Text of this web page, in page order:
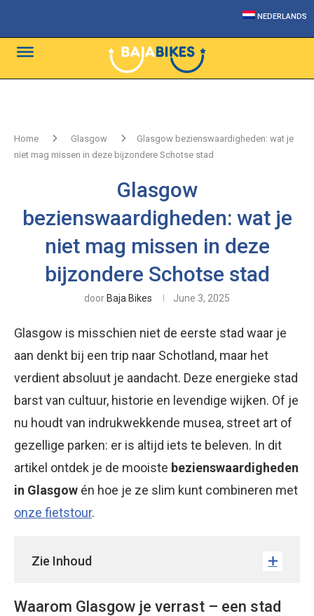
NEDERLANDS
Home Glasgow
Glasgow bezienswaardigheden: wat je
niet mag missen in deze bijzondere Schotse stad
Glasgow
bezienswaardigheden: wat je
niet mag missen in deze
bijzondere Schotse stad
door Baja Bikes June 3, 2025
Glasgow is misschien niet de eerste stad waar je
aan denkt bij een trip naar Schotland, maar het
verdient absoluut je aandacht. Deze energieke stad
barst van cultuur, historie en levendige wijken. Of je
nu houdt van indrukwekkende musea, street art of
gezellige parken: er is altijd iets te beleven. In dit
artikel ontdek je de mooiste bezienswaardigheden
in Glasgow én hoe je ze slim kunt combineren met
onze fietstour.
Zie Inhoud
Waarom Glasgow je verrast – een stad